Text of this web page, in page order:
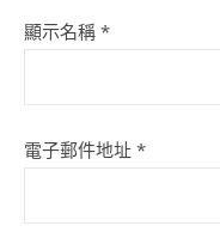
顯示名稱 *
電子郵件地址 *